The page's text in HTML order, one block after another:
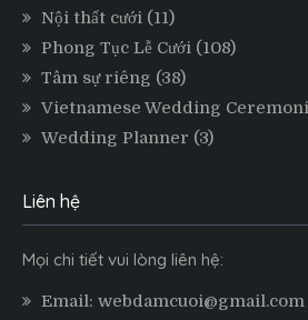
Nội thất cưới (11)
Phong Tục Lễ Cưới (108)
Tâm sự riêng (38)
Vietnamese Wedding
Wedding Planner (3)
Liên hệ
Mọi chi tiết vui lòng liên hệ:
Email: webdamcuoi@gmail.com